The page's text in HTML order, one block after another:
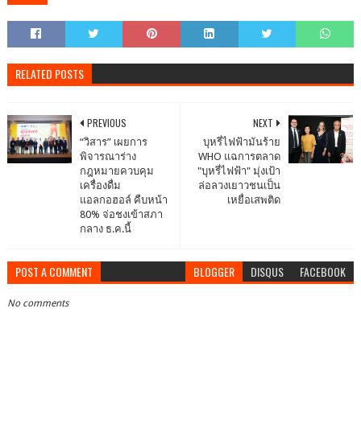
RELATED POSTS
NEXT
บุหรี่ไฟฟ้ามันร้าย
WHO แฉการตลาด
"บุหรี่ไฟฟ้า" มุ่งเป้า
ล่อลวงเยาวชนเป็น
เหยื่อเสพติด
PREVIOUS
“วิสาร” เผยการ
พิจารณาร่าง
กฎหมายควบคุม
เครื่องดื่ม
แอลกอฮอล์ คืบหน้า
80% จ่อชงเข้าสภา
กลาง ธ.ค.นี้
POST A COMMENT BLOGGER DISQUS FACEBOOK
No comments